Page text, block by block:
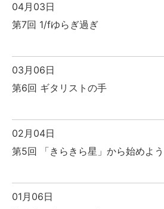
04月03日
第7回 1/fゆらぎ過ぎ
03月06日
第6回 ギタリストの手
02月04日
第5回 「きらきら星」から始めよう
01月06日